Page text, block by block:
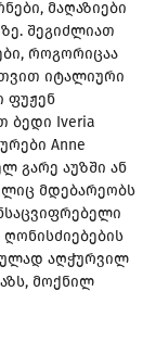
მაღაზიები
შეგიძლიათ
როგორიცაა
იტალიური
ფუჟენ
ბედი Iveria
Anne
გარე აუზში ან
მდებარეობს
აღჭურვილ
მოქნილ